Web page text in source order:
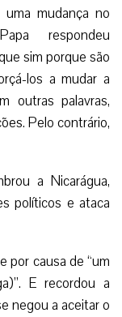
mudança no
respondeu
sim porque são
los a mudar a
outras palavras,
Pelo contrário,
a Nicarágua,
políticos e ataca
por causa de “um
E recordou a
negou a aceitar o